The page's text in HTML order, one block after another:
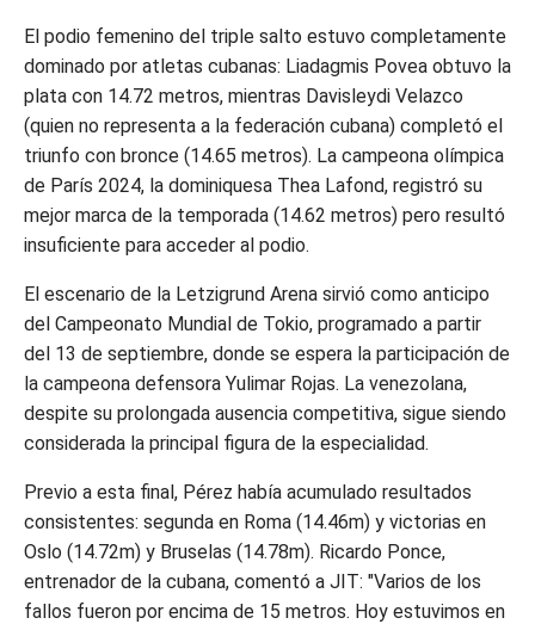
El podio femenino del triple salto estuvo completamente
dominado por atletas cubanas: Liadagmis Povea obtuvo la
plata con 14.72 metros, mientras Davisleydi Velazco
(quien no representa a la federación cubana) completó el
triunfo con bronce (14.65 metros). La campeona olímpica
de París 2024, la dominiquesa Thea Lafond, registró su
mejor marca de la temporada (14.62 metros) pero resultó
insuficiente para acceder al podio.
El escenario de la Letzigrund Arena sirvió como anticipo
del Campeonato Mundial de Tokio, programado a partir
del 13 de septiembre, donde se espera la participación de
la campeona defensora Yulimar Rojas. La venezolana,
despite su prolongada ausencia competitiva, sigue siendo
considerada la principal figura de la especialidad.
Previo a esta final, Pérez había acumulado resultados
consistentes: segunda en Roma (14.46m) y victorias en
Oslo (14.72m) y Bruselas (14.78m). Ricardo Ponce,
entrenador de la cubana, comentó a JIT: "Varios de los
fallos fueron por encima de 15 metros. Hoy estuvimos en